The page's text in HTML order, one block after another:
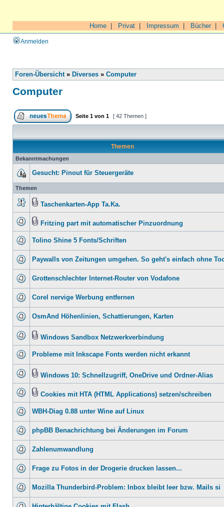
Home Privat Impressum Bücher|
Anmelden
Foren-Übersicht» Diverses » Computer
Computer
Seite 1 von 1 [ 42 Themen ]
Themen
Bekanntmachungen
Gesucht: Pinout für Steuergeräte
Themen
Taschenkarten-App Ta.Ka.
Fritzing part mit automatischer Pinzuordnung
Tolino Shine 5 Fonts/Schriften
Paywalls von Zeitungen umgehen. So geht's einfach ohne
Grottenschlechter Internet-Router von Vodafone
Corel nervige Werbung entfernen
OsmAnd Höhenlinien, Schattierungen, Karten
Windows Sandbox Netzwerkverbindung
Probleme mit Inkscape Fonts werden nicht erkannt
Windows 10: Schnellzugriff, OneDrive und Ordner-Alias
Cookies mit HTA (HTML Applications) setzen/schreiben
WBH-Diag 0.88 unter Wine auf Linux
phpBB Benachrichtung bei Änderungen im Forum
Zahlenumwandlung
Frage zu Fotos in der Drogerie drucken lassen...
Mozilla Thunderbird-Problem: Inbox bleibt leer bzw. Mails si